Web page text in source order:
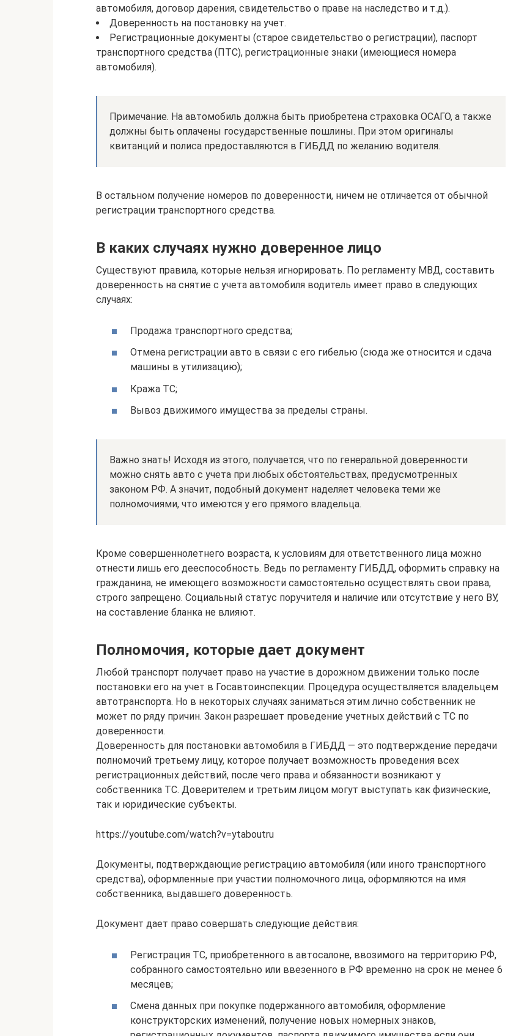
автомобиля, договор дарения, свидетельство о праве на наследство и т.д.).
Доверенность на постановку на учет.
Регистрационные документы (старое свидетельство о регистрации), паспорт
транспортного средства (ПТС), регистрационные знаки (имеющиеся номера
автомобиля).
Примечание. На автомобиль должна быть приобретена страховка ОСАГО, а также
должны быть оплачены государственные пошлины. При этом оригиналы
квитанций и полиса предоставляются в ГИБДД по желанию водителя.
В остальном получение номеров по доверенности, ничем не отличается от обычной
регистрации транспортного средства.
В каких случаях нужно доверенное лицо
Существуют правила, которые нельзя игнорировать. По регламенту МВД, составить
доверенность на снятие с учета автомобиля водитель имеет право в следующих
случаях:
Продажа транспортного средства;
Отмена регистрации авто в связи с его гибелью (сюда же относится и сдача
машины в утилизацию);
Кража ТС;
Вывоз движимого имущества за пределы страны.
Важно знать! Исходя из этого, получается, что по генеральной доверенности
можно снять авто с учета при любых обстоятельствах, предусмотренных
законом РФ. А значит, подобный документ наделяет человека теми же
полномочиями, что имеются у его прямого владельца.
Кроме совершеннолетнего возраста, к условиям для ответственного лица можно
отнести лишь его дееспособность. Ведь по регламенту ГИБДД, оформить справку на
гражданина, не имеющего возможности самостоятельно осуществлять свои права,
строго запрещено. Социальный статус поручителя и наличие или отсутствие у него ВУ,
на составление бланка не влияют.
Полномочия, которые дает документ
Любой транспорт получает право на участие в дорожном движении только после
постановки его на учет в Госавтоинспекции. Процедура осуществляется владельцем
автотранспорта. Но в некоторых случаях заниматься этим лично собственник не
может по ряду причин. Закон разрешает проведение учетных действий с ТС по
доверенности.
Доверенность для постановки автомобиля в ГИБДД — это подтверждение передачи
полномочий третьему лицу, которое получает возможность проведения всех
регистрационных действий, после чего права и обязанности возникают у
собственника ТС. Доверителем и третьим лицом могут выступать как физические,
так и юридические субъекты.
https://youtube.com/watch?v=ytaboutru
Документы, подтверждающие регистрацию автомобиля (или иного транспортного
средства), оформленные при участии полномочного лица, оформляются на имя
собственника, выдавшего доверенность.
Документ дает право совершать следующие действия:
Регистрация ТС, приобретенного в автосалоне, ввозимого на территорию РФ,
собранного самостоятельно или ввезенного в РФ временно на срок не менее 6
месяцев;
Смена данных при покупке подержанного автомобиля, оформление
конструкторских изменений, получение новых номерных знаков,